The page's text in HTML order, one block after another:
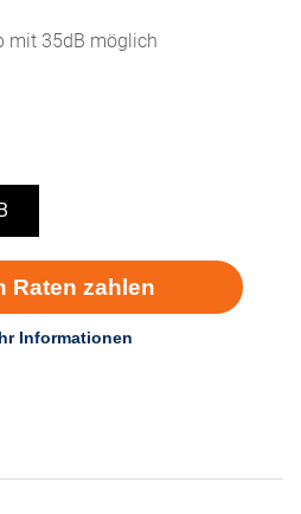
mit 35dB möglich